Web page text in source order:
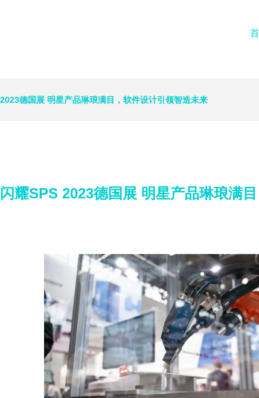
德国展 明星产品琳琅满目，软件设计引领智造未来
耀SPS 2023德国展 明星产品琳琅满